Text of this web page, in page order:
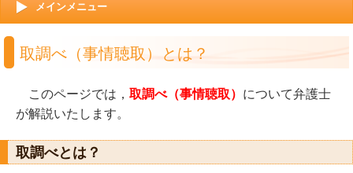
メインメニュー
取調べ（事情聴取）とは？
このページでは， 取調べ（事情聴取） について弁護士
が解説いたします。
取調べとは？